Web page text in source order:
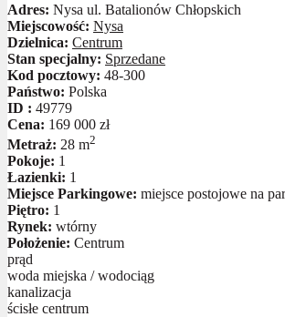
Adres: Nysa ul. Batalionów Chłopskich
Miejscowość: Nysa
Dzielnica: Centrum
Stan specjalny: Sprzedane
Kod pocztowy: 48-300
Państwo: Polska
ID : 49779
Cena: 169 000 zł
Metraż: 28 m2
Pokoje: 1
Łazienki: 1
Miejsce Parkingowe: miejsce postojowe na
Piętro: 1
Rynek: wtórny
Położenie: Centrum
prąd
woda miejska / wodociąg
kanalizacja
ścisłe centrum